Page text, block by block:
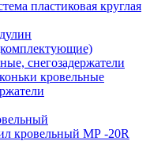
пластиковая круглая
снегозадержатели
кровельные
кровельный МР -20R